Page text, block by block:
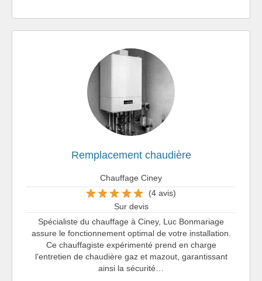
Remplacement chaudière
Chauffage Ciney
(4 avis)
Sur devis
Spécialiste du chauffage à Ciney, Luc Bonmariage
assure le fonctionnement optimal de votre installation.
Ce chauffagiste expérimenté prend en charge
l'entretien de chaudière gaz et mazout, garantissant
ainsi la sécurité…